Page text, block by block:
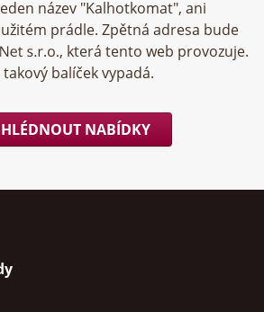
název "Kalhotkomat", ani
prádle. Zpětná adresa bude
, která tento web provozuje.
takový balíček vypadá.
NABÍDKY